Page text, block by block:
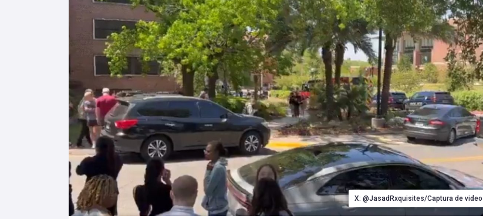
X: @JasadRxquisites/Captura de video